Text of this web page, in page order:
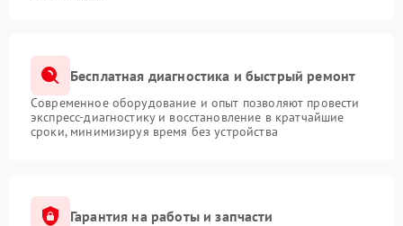
Бесплатная диагностика и быстрый ремонт
Современное оборудование и опыт позволяют провести
экспресс-диагностику и восстановление в кратчайшие
сроки, минимизируя время без устройства
Гарантия на работы и запчасти